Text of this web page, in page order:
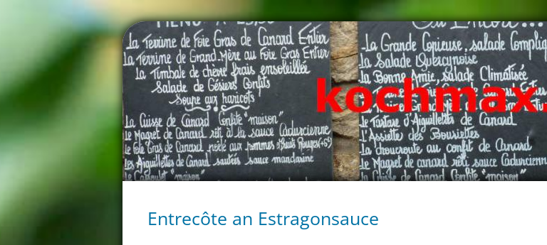
Entrecôte an Estragonsauce